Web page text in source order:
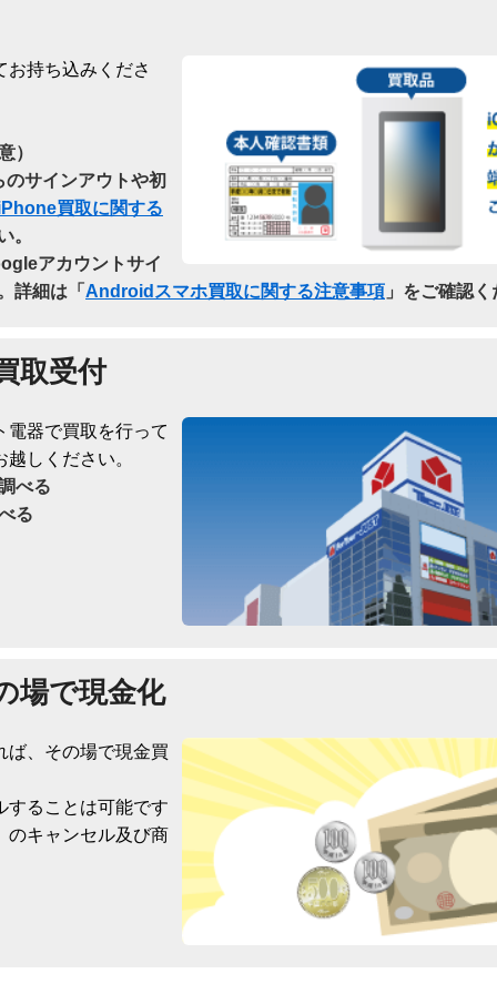
お持ち込みくださ
）
サインアウトや初
買取に関する
。
アカウントサイ
詳細は「 Androidスマホ買取に関する注意事項 」をご確認
取受付
電器で買取を行って
しください。
べる
る
場で現金化
ば、その場で現金買
ることは可能です
のキャンセル及び商